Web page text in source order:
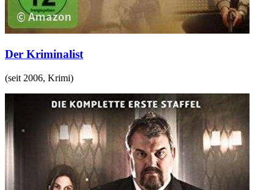
Der Kriminalist
(seit 2006, Krimi)